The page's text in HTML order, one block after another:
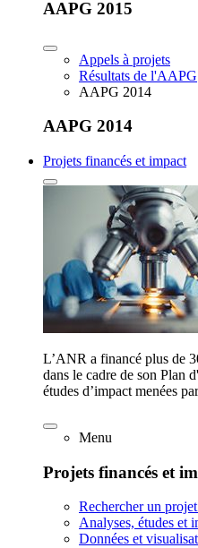
AAPG 2015
Appels à projets
Résultats de l'AAPG
AAPG 2014
AAPG 2014
Projets financés et impact
L’ANR a financé plus de
dans le cadre de son Plan
études d’impact menées
Menu
Projets financés et
Rechercher un
Analyses, études et
Données et